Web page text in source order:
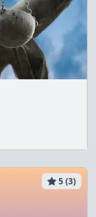
5 (3)